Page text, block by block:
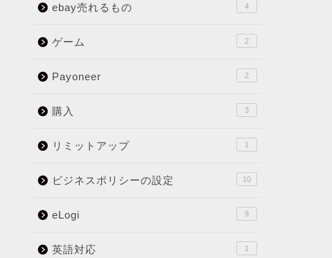
ebay売れるもの 4
ゲーム 2
Payoneer 2
購入 3
リミットアップ 1
ビジネスポリシーの設定 10
eLogi 9
英語対応 1